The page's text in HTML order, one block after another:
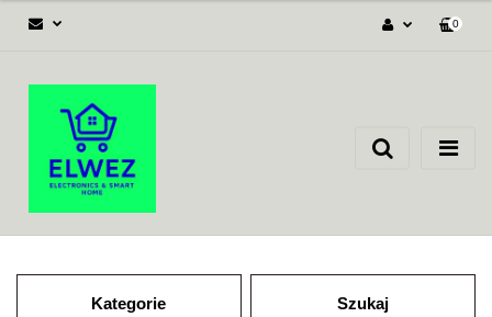
Zgody cookies
0
Kategorie Szukaj